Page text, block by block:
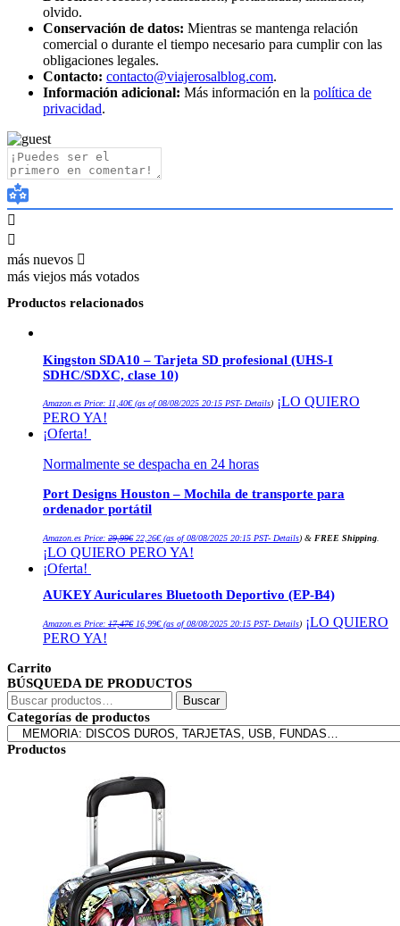
olvido.
Conservación de datos: Mientras se mantenga relación
comercial o durante el tiempo necesario para cumplir con las
obligaciones legales.
Contacto: contacto@viajerosalblog.com.
Información adicional: Más información en la política de
privacidad.
más nuevos
más viejos más votados
Productos relacionados
Kingston SDA10 – Tarjeta SD profesional (UHS-I
SDHC/SDXC, clase 10)
Amazon.es Price: 11,40€(as of 08/08/2025 20:15 PST- Details) ¡LO QUIERO
PERO YA!
¡Oferta!
Normalmente se despacha en 24 horas
Port Designs Houston – Mochila de transporte para
ordenador portátil
Amazon.es Price: 29,99€precio
original
era:
22,26€precio
actual
es:
(as of 08/08/2025 20:15 PST- Details) & FREE Shipping
¡LO QUIERO PERO YA!
¡Oferta!
AUKEY Auriculares Bluetooth Deportivo (EP-B4)
Amazon.es Price: 17,47€precio
16,99€precio
(as of 08/08/2025 20:15 PST- Details) ¡LO QUIERO
PERO YA!
Carrito
BÚSQUEDA DE PRODUCTOS
Buscar
por:
Buscar
Categorías de productos
Productos